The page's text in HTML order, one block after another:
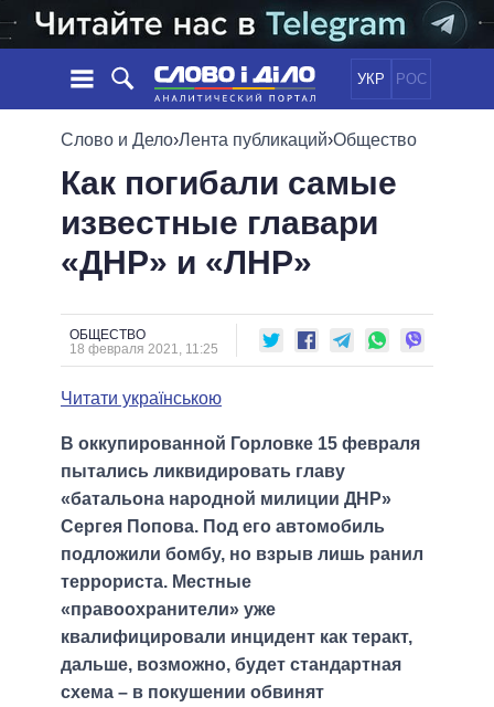
УКР РОС
НОВОСТИ
ЛЕНТА
СОБЫТИЯ
СТАТЬИ
МНЕНИЯ
ОБЗОРЫ
ДАЙДЖЕСТЫ
ПОЛИТИКА
ЭКОНОМИКА
ОБЩЕСТВО
ОБЕЩАНИЯ
ПОЛИТИКИ
ВСЕ ПОЛИТИКИ
ПРЕЗИДЕНТ И ОФИС
ВЕРХОВНАЯ РАДА
МЭРЫ
ВСЕ ПЕРСОНЫ
ВИДЕО
СРАВНЕНИЕ ПОЛИТИКОВ
Слово и Дело›Лента публикаций›Общество
Как погибали самые
известные главари
«ДНР» и «ЛНР»
ОБЩЕСТВО
18 февраля 2021, 11:25
Читати українською
В оккупированной Горловке 15 февраля
пытались ликвидировать главу
«батальона народной милиции ДНР»
Сергея Попова. Под его автомобиль
подложили бомбу, но взрыв лишь ранил
террориста. Местные
«правоохранители» уже
квалифицировали инцидент как теракт,
дальше, возможно, будет стандартная
схема – в покушении обвинят